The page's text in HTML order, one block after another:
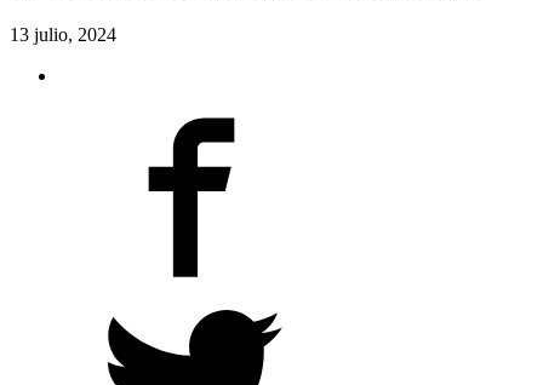
13 julio, 2024